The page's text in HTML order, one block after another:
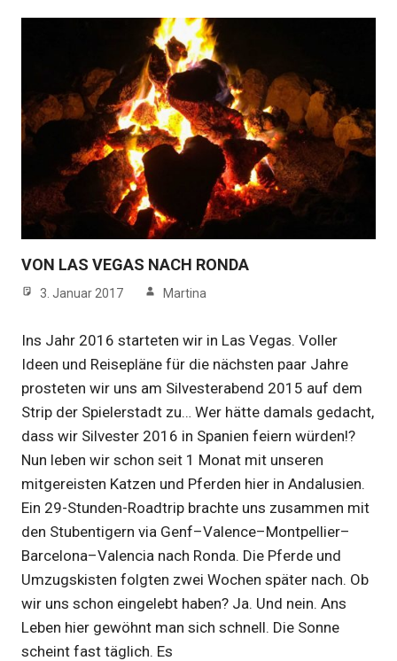
VON LAS VEGAS NACH RONDA
3. Januar 2017 Martina
Ins Jahr 2016 starteten wir in Las Vegas. Voller
Ideen und Reisepläne für die nächsten paar Jahre
prosteten wir uns am Silvesterabend 2015 auf dem
Strip der Spielerstadt zu… Wer hätte damals gedacht,
dass wir Silvester 2016 in Spanien feiern würden!?
Nun leben wir schon seit 1 Monat mit unseren
mitgereisten Katzen und Pferden hier in Andalusien.
Ein 29-Stunden-Roadtrip brachte uns zusammen mit
den Stubentigern via Genf–Valence–Montpellier–
Barcelona–Valencia nach Ronda. Die Pferde und
Umzugskisten folgten zwei Wochen später nach. Ob
wir uns schon eingelebt haben? Ja. Und nein. Ans
Leben hier gewöhnt man sich schnell. Die Sonne
scheint fast täglich. Es